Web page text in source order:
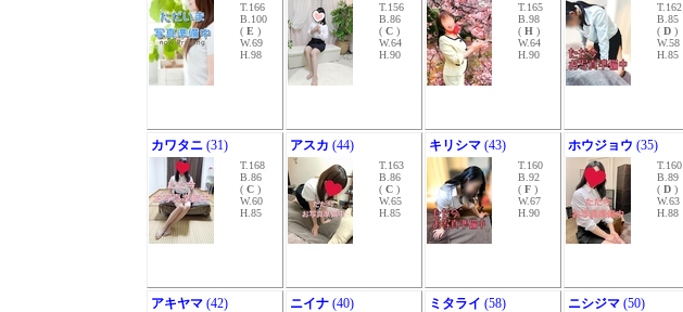
T.166
B.100
( E )
W.69
H.98
T.156
B.86
( C )
W.64
H.90
T.165
B.98
( H )
W.64
H.90
T.162
B.85
( D )
W.58
H.85
カワタニ (31)
T.168
B.86
( C )
W.60
H.85
アスカ (44)
T.163
B.86
( C )
W.65
H.85
キリシマ (43)
T.160
B.92
( F )
W.67
H.90
ホウジョウ (35)
T.160
B.89
( D )
W.63
H.88
アキヤマ (42) ニイナ (40) ミタライ (58) ニシジマ (50)